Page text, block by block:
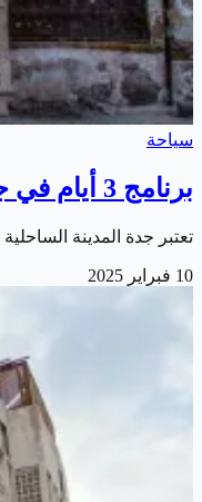
سياحة
برنامج 3 أيام في جدة
تعتبر جدة المدينة
10 فبراير 2025